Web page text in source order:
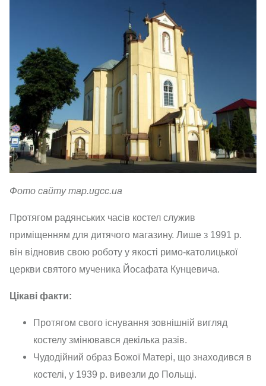
Фото сайту map.ugcc.ua
Протягом радянських часів костел служив
приміщенням для дитячого магазину. Лише з 1991 р.
він відновив свою роботу у якості римо-католицької
церкви святого мученика Йосафата Кунцевича.
Цікаві факти:
Протягом свого існування зовнішній вигляд
костелу змінювався декілька разів.
Чудодійний образ Божої Матері, що знаходився в
костелі, у 1939 р. вивезли до Польщі.